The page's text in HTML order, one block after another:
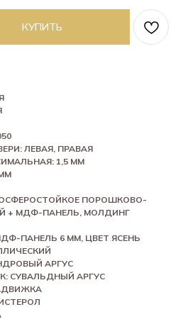
КУПИТЬ
ЛЕВАЯ, ПРАВАЯ
1,5 ММ
ПОРОШКОВО-
+ МДФ-ПАНЕЛЬ, МОЛДИНГ
ПАНЕЛЬ 6 ММ, ЦВЕТ ЯСЕНЬ
АРГУС
СУВАЛЬДНЫЙ АРГУС